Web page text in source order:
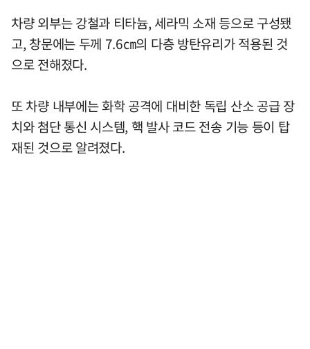
차량 외부는 강철과 티타늄, 세라믹 소재 등으로 구성됐
고, 창문에는 두께 7.6㎝의 다층 방탄유리가 적용된 것
으로 전해졌다.
또 차량 내부에는 화학 공격에 대비한 독립 산소 공급 장
치와 첨단 통신 시스템, 핵 발사 코드 전송 기능 등이 탑
재된 것으로 알려졌다.